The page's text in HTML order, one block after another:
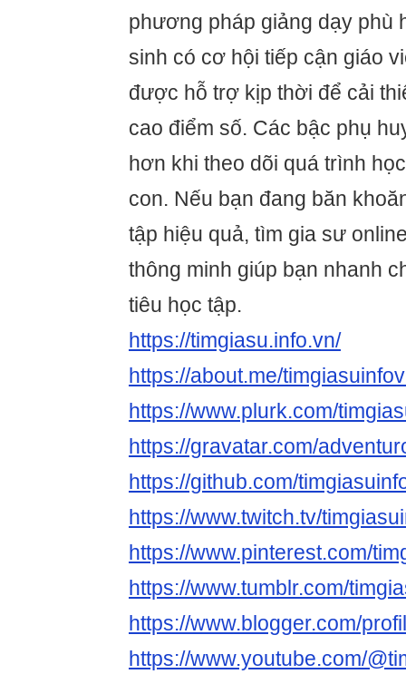
phương pháp giảng dạy phù
sinh có cơ hội tiếp cận giáo
được hỗ trợ kịp thời để cải
cao điểm số. Các bậc phụ
hơn khi theo dõi quá trình
con. Nếu bạn đang băn
tập hiệu quả, tìm gia sư
thông minh giúp bạn nhanh
tiêu học tập.
https://timgiasu.info.vn/
https://about.me/
https://www.plurk.com/
https://gravatar.com/
https://github.com/
https://www.twitch.tv/
https://www.pinterest.com/
https://www.tumblr.com/
https://www.blogger.com/
https://www.youtube.com/